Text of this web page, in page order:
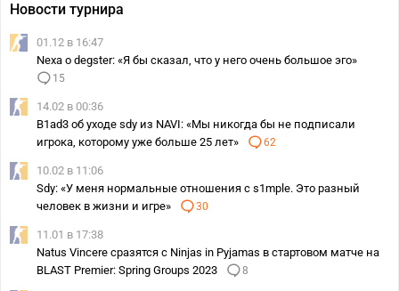
Новости турнира
01.12 в 16:47
Nexa о degster: «Я бы сказал, что у него очень большое эго»
15
14.02 в 00:36
B1ad3 об уходе sdy из NAVI: «Мы никогда бы не подписали
игрока, которому уже больше 25 лет»
62
10.02 в 11:06
Sdy: «У меня нормальные отношения с s1mple. Это разный
человек в жизни и игре»
30
11.01 в 17:38
Natus Vincere сразятся с Ninjas in Pyjamas в стартовом матче на
BLAST Premier: Spring Groups 2023
8